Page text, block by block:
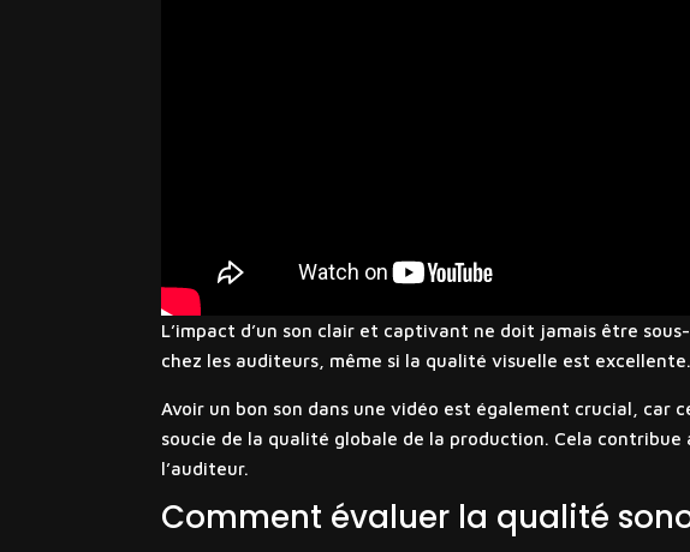
L’impact d’un son clair et captivant ne doit jamais être
chez les auditeurs, même si la qualité visuelle est
Avoir un bon son dans une vidéo est également crucial, car
soucie de la qualité globale de la production. Cela
l’auditeur.
Comment évaluer la qualité